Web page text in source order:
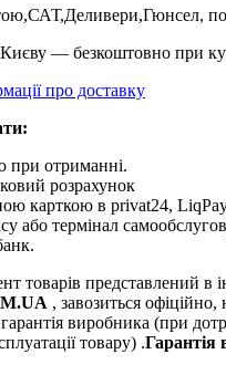
по
— безкоштовно при
про доставку
при отриманні.
розрахунок
карткою в privat24,
або термінал
товарів представлений в
, завозиться офіційно,
виробника (при
товару) .Гарантія